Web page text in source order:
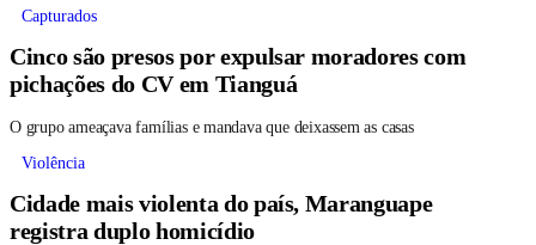
Capturados
Cinco são presos por expulsar moradores com
pichações do CV em Tianguá
O grupo ameaçava famílias e mandava que deixassem as casas
Violência
Cidade mais violenta do país, Maranguape
registra duplo homicídio